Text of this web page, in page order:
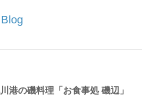
港の磯料理「お食事処 磯辺」